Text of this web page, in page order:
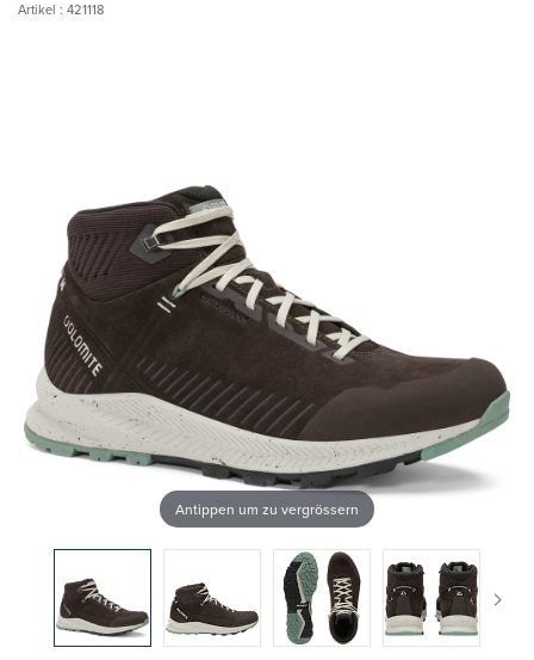
Artikel : 421118
Antippen um zu vergrössern